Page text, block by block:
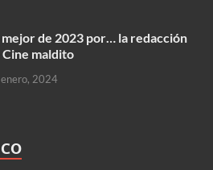
mejor de 2023 por… la redacción
Cine maldito
2024